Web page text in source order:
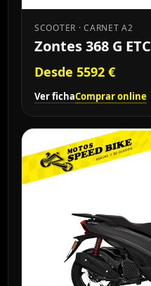
SCOOTER · CARNET A2
Zontes 368 G ETC
Desde 5592 €
Ver fichaComprar online